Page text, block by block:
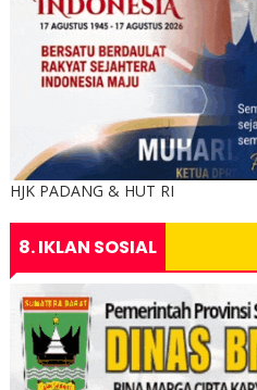
HJK PADANG & HUT RI
8. IKLAN SOSIAL